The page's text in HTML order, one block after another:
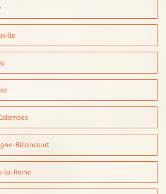
Billancourt
la-Reine